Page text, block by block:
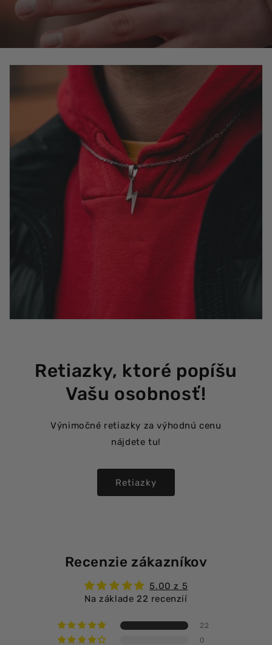
Retiazky, ktoré popíšu
Vašu osobnosť!
Výnimočné retiazky za výhodnú cenu
nájdete tu!
Retiazky
Recenzie zákazníkov
5.00 z 5
Na základe 22 recenzií
22
0